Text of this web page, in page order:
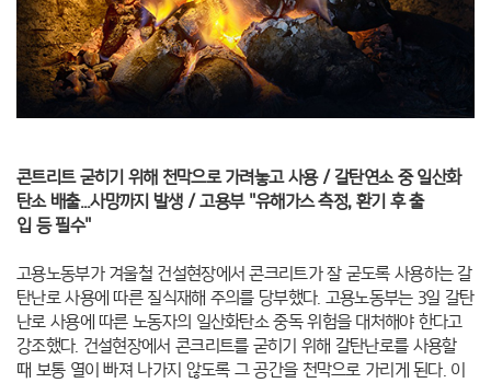
콘트리트 굳히기 위해 천막으로 가려놓고 사용 / 갈탄연소 중 일산화
탄소 배출...사망까지 발생 /고용부 "유해가스 측정, 환기 후 출
입 등 필수"
고용노동부가 겨울철 건설현장에서 콘크리트가 잘 굳도록 사용하는 갈
탄난로 사용에 따른 질식재해 주의를 당부했다. 고용노동부는 3일 갈탄
난로 사용에 따른 노동자의 일산화탄소 중독 위험을 대처해야 한다고
강조했다. 건설현장에서 콘크리트를 굳히기 위해 갈탄난로를 사용할
때 보통 열이 빠져 나가지 않도록 그 공간을 천막으로 가리게 된다. 이